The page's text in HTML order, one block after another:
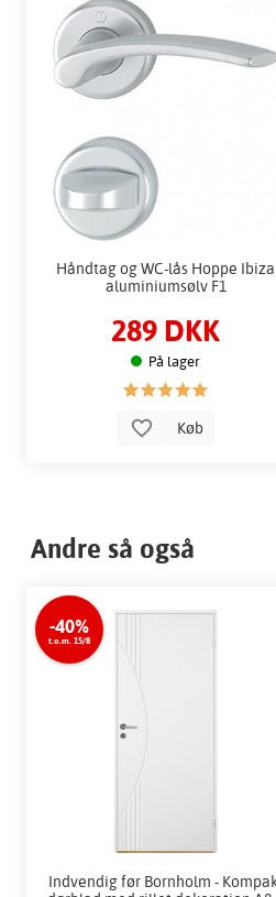
Håndtag og WC-lås Hoppe Ibiza
aluminiumsølv F1
289 DKK
På lager
Køb
Andre så også
-40%
t.o.m. 15/8
Indvendig før Bornholm -